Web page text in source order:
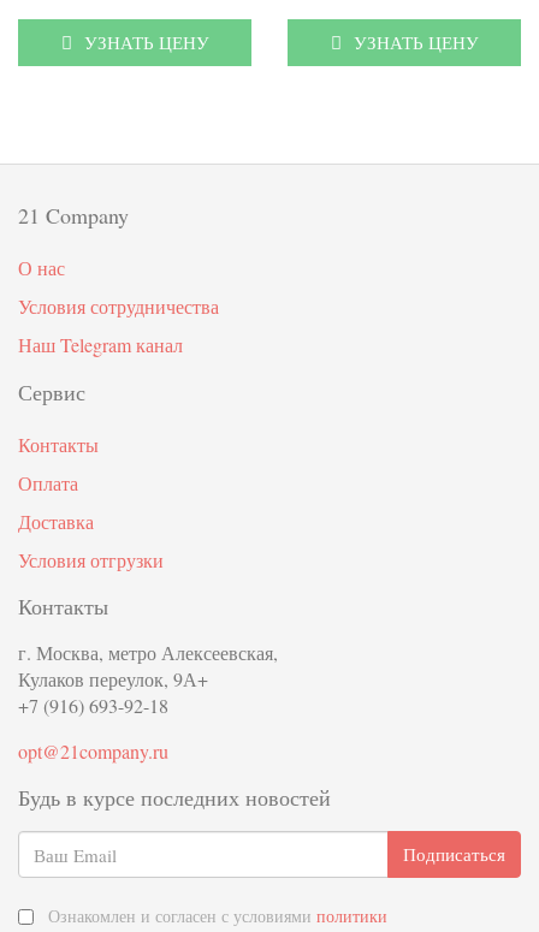
УЗНАТЬ ЦЕНУ УЗНАТЬ ЦЕНУ
21 Company
О нас
Условия сотрудничества
Наш Telegram канал
Сервис
Контакты
Оплата
Доставка
Условия отгрузки
Контакты
г. Москва, метро Алексеевская,
Кулаков переулок, 9А+
+7 (916) 693-92-18
opt@21company.ru
Будь в курсе последних новостей
Подписаться
Ознакомлен и согласен с условиями политики